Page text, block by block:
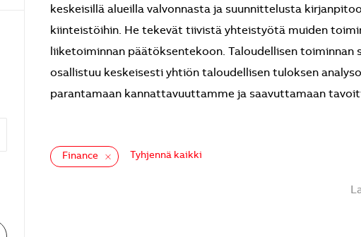
keskeisillä alueilla valvonnasta ja suunnittelusta
kiinteistöihin. He tekevät tiivistä yhteistyötä muiden
liiketoiminnan päätöksentekoon. Taloudellisen toiminnan
osallistuu keskeisesti yhtiön taloudellisen tuloksen
parantamaan kannattavuuttamme ja saavuttamaan
Finance Tyhjennä kaikki